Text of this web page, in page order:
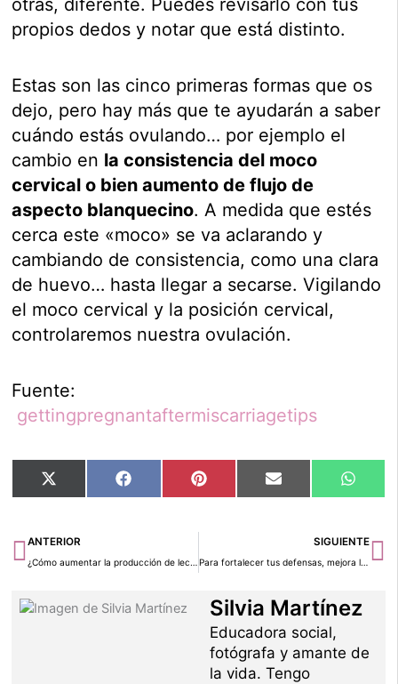
otras, diferente. Puedes revisarlo con tus
propios dedos y notar que está distinto.
Estas son las cinco primeras formas que os
dejo, pero hay más que te ayudarán a saber
cuándo estás ovulando… por ejemplo el
cambio en la consistencia del moco
cervical o bien aumento de flujo de
aspecto blanquecino. A medida que estés
cerca este «moco» se va aclarando y
cambiando de consistencia, como una clara
de huevo… hasta llegar a secarse. Vigilando
el moco cervical y la posición cervical,
controlaremos nuestra ovulación.
Fuente:
gettingpregnantaftermiscarriagetips
Compartir
en
X
(Twitter)
Compartir
en
Facebook Compartir
en
Pinterest Compartir
en
Email
en
Ant
ANTERIOR
¿Cómo aumentar la producción de leche?
SIGUIENTE
Para fortalecer tus defensas, mejora la alimentación
Silvia Martínez
Educadora social,
fotógrafa y amante de
la vida. Tengo